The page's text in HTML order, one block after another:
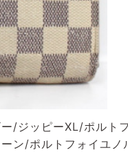
/ジッピーXL/ポル
ン/ポルトフォイユ